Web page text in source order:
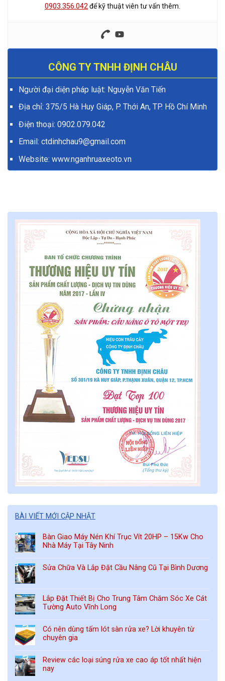
0903.356.042 để kỹ thuật viên tư vấn thêm.
CÔNG TY TNHH ĐỊNH CHÂU
Người đại diện pháp luật: Nguyễn Văn Tiến
Địa chỉ: 375/5 Hà Huy Giáp, P. Thới An, TP. Hồ Chí Minh
Điện thoại: 0902.079.042
Email: ctdinhchau9@gmail.com
Website: www.nganhruaxeoto.vn
BÀI VIẾT MỚI CẬP NHẬT
Bàn Giao Máy Nén Khí Trục Vít 20HP – 15Kw Cho
Nhà Máy Tại Tây Ninh
Sửa Chữa Và Lắp Đặt Cầu Nâng Cũ Tại Bình Dương
Lắp Đặt Thiết Bị Cho Trung Tâm Chăm Sóc Xe Cát
Tường Auto Vĩnh Long
Có nên dùng tấm lót sàn rửa xe? Lời khuyên từ
chuyên gia
Review các loại súng rửa xe cao áp tốt nhất hiện
nay